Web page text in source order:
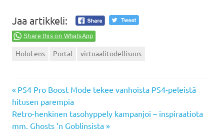
Jaa artikkeli:
Share this on WhatsApp
HoloLens Portal virtuaalitodellisuus
Artikkelien
selaus
Previous
Post:
PS4 Pro Boost Mode tekee vanhoista PS4-peleistä
hitusen parempia
Next
Post:
Retro-henkinen tasohyppely kampanjoi – inspiraatiota
mm. Ghosts ‘n Goblinsista